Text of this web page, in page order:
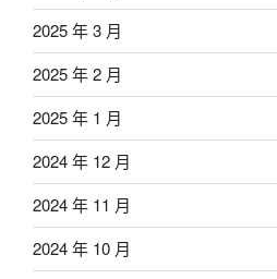
2025 年 3 月
2025 年 2 月
2025 年 1 月
2024 年 12 月
2024 年 11 月
2024 年 10 月